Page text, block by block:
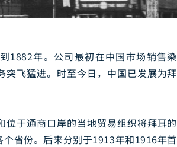
1882年。公司最初在中国市场销售染
突飞猛进。时至今日，中国已发展为拜
位于通商口岸的当地贸易组织将拜耳的
省份。后来分别于1913年和1916年首